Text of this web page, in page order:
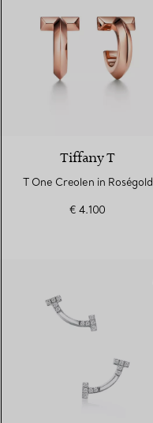
Tiffany T
T One Creolen in Roségold
€ 4.100